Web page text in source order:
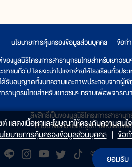
นโยบายการคุ้มครองข้อมูลส่วนบุคคล
ข้อก
องมูลนิธิโครงการสารานุกรมไทยสำหรับเยา
ชาชนทั่วไป โดยจะนำไปแจกจ่ายให้โรงเรียนทั่
รับอนุญาตทั้งบทความและภาพประกอบจากผู้เขี
รานุกรมไทยสำหรับเยาวชนฯ ทราบเพื่อพิจาร
ลิขสิทธิ์เป็นของมูลนิธิโครงการสารานุ
ห้ามนำข้อความและรูปภาพไปเผยแ
แสดงเนื้อหาและโฆษณาให้ตรงกับความสนใ
นโยบายการคุ้มครองข้อมูลส่วนบุคคล | ข้อก
ยอมรับ